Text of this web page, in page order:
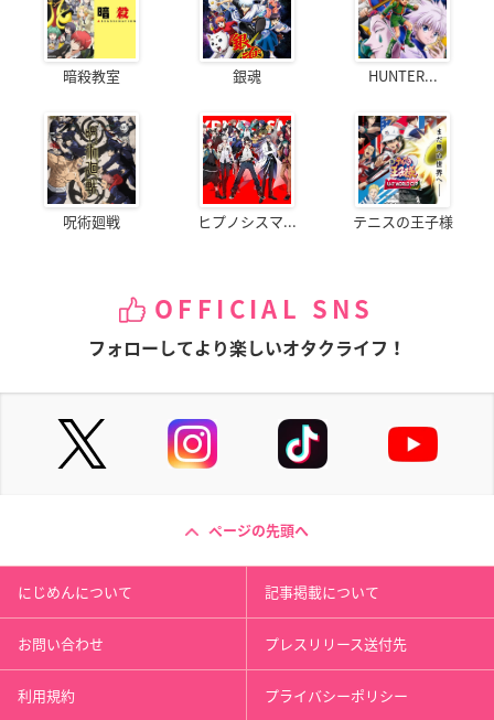
暗殺教室 銀魂 HUNTER...
呪術廻戦 ヒプノシスマ... テニスの王子様
OFFICIAL SNS
フォローしてより楽しいオタクライフ！
ページの先頭へ
にじめんについて 記事掲載について
お問い合わせ プレスリリース送付先
利用規約 プライバシーポリシー